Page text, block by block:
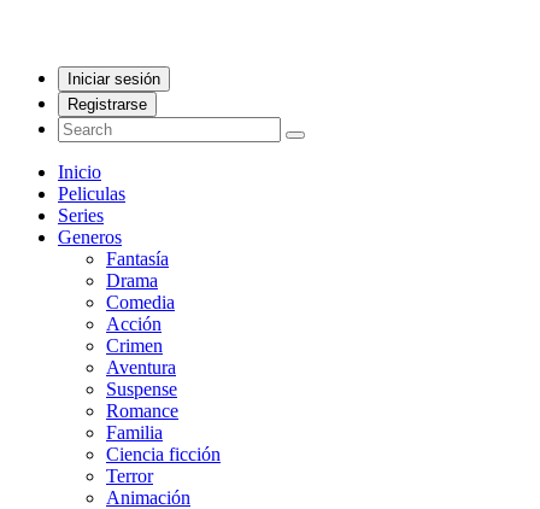
Iniciar sesión
Registrarse
Inicio
Peliculas
Series
Generos
Fantasía
Drama
Comedia
Acción
Crimen
Aventura
Suspense
Romance
Familia
Ciencia ficción
Terror
Animación